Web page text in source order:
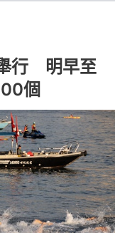
行 明早至
個